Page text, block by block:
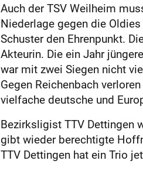
Auch der TSV Weilheim
Niederlage gegen die
Schus­ter den Ehrenpunkt.
Akteurin. Die ein Jahr
war mit zwei Siegen nicht
Gegen Reichenbach
vielfache deutsche und
Bezirksligist TTV Dettingen
gibt wieder berechtigte
TTV Dettingen hat ein Trio